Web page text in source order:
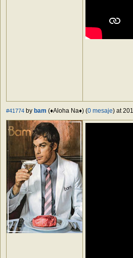
#41774 by bam (♦Aloha Na♦) (0 mesaje) at